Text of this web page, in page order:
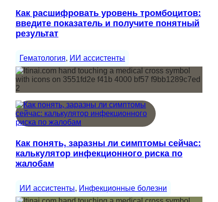
Как расшифровать уровень тромбоцитов:
введите показатель и получите понятный
результат
Гематология, ИИ ассистенты
Как понять, заразны ли симптомы сейчас:
калькулятор инфекционного риска по
жалобам
ИИ ассистенты, Инфекционные болезни